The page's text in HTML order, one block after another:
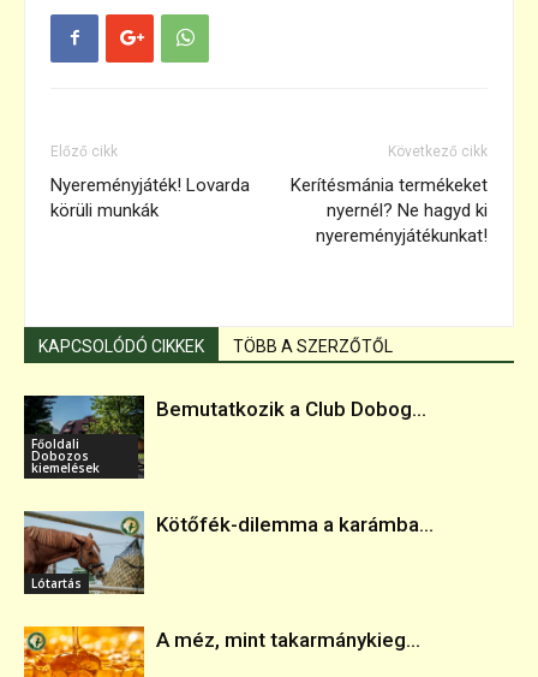
Előző cikk
Nyereményjáték! Lovarda
körüli munkák
Következő cikk
Kerítésmánia termékeket
nyernél? Ne hagyd ki
nyereményjátékunkat!
KAPCSOLÓDÓ CIKKEK TÖBB A SZERZŐTŐL
Főoldali
Dobozos
kiemelések
Bemutatkozik a Club Dobog...
Lótartás
Kötőfék-dilemma a karámba...
A méz, mint takarmánykieg...